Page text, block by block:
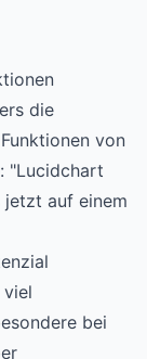
die
von
"Lucidchart
auf einem
viel
bei